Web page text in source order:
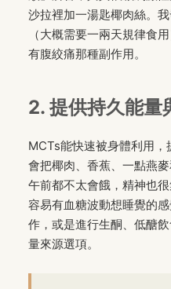
沙拉裡加一湯匙椰肉絲。
（大概需要一兩天規律食
有腹絞痛那種副作用。
2. 提供持久能量
MCTs能快速被身體利用
會把椰肉、香蕉、一點燕
午前都不太會餓，精神也
容易有血糖波動想睡覺的
作，或是進行生酮、低醣
量來源選項。